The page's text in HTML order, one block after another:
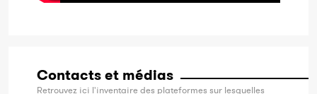
Contacts et médias
Retrouvez ici l'inventaire des plateformes sur lesquelles